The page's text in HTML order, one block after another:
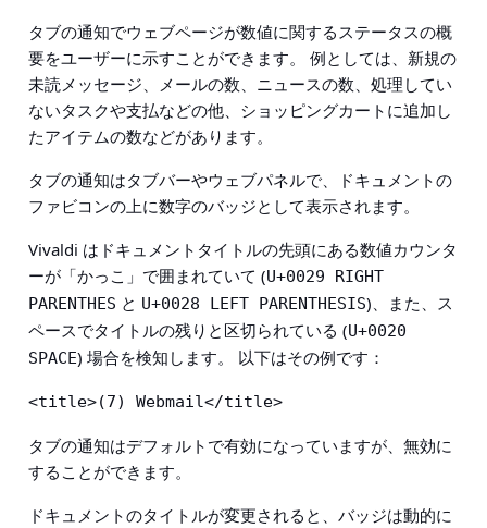
タブの通知でウェブページが数値に関するステータスの概
要をユーザーに示すことができます。 例としては、新規の
未読メッセージ、メールの数、ニュースの数、処理してい
ないタスクや支払などの他、ショッピングカートに追加し
たアイテムの数などがあります。
タブの通知はタブバーやウェブパネルで、ドキュメントの
ファビコンの上に数字のバッジとして表示されます。
Vivaldi はドキュメントタイトルの先頭にある数値カウンタ
ーが「かっこ」で囲まれていて (U+0029 RIGHT
PARENTHES と U+0028 LEFT PARENTHESIS)、また、ス
ペースでタイトルの残りと区切られている (U+0020
SPACE) 場合を検知します。 以下はその例です：
<title>(7) Webmail</title>
タブの通知はデフォルトで有効になっていますが、無効に
することができます。
ドキュメントのタイトルが変更されると、バッジは動的に